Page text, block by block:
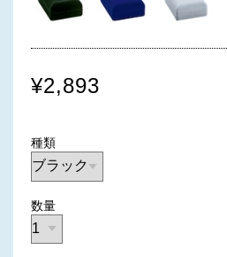
¥2,893
種類
数量